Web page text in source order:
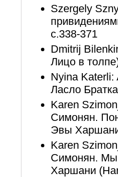
Szergely
с.338-371
Dmitrij
Лицо в
Nyina Katerli:
Ласло
Karen
Симонян.
Эвы
Karen
Симонян. Мы
Харшани